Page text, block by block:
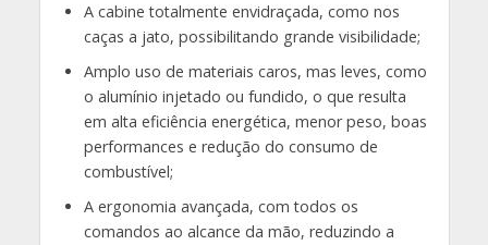
A cabine totalmente envidraçada, como nos
caças a jato, possibilitando grande visibilidade;
Amplo uso de materiais caros, mas leves, como
o alumínio injetado ou fundido, o que resulta
em alta eficiência energética, menor peso, boas
performances e redução do consumo de
combustível;
A ergonomia avançada, com todos os
comandos ao alcance da mão, reduzindo a